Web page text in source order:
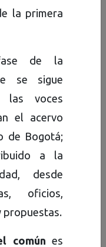
como
la
y/o
e
y
gran
está
de
la primera
de la
se sigue
las voces
el acervo
de Bogotá;
a la
desde
oficios,
propuestas.
común es